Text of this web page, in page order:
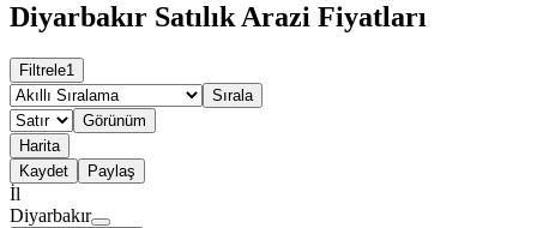
Diyarbakır Satılık Arazi Fiyatları
Filtrele1
Sırala
Görünüm
Harita
Kaydet
Paylaş
İl
Diyarbakır